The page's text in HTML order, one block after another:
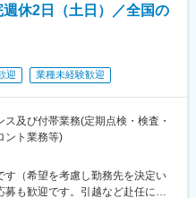
休2日（土日）／全国の
迎 業種未経験歓迎
及び付帯業務(定期点検・検査・
ント業務等)
す（希望を考慮し勤務先を決定い
も歓迎です。引越など赴任に伴